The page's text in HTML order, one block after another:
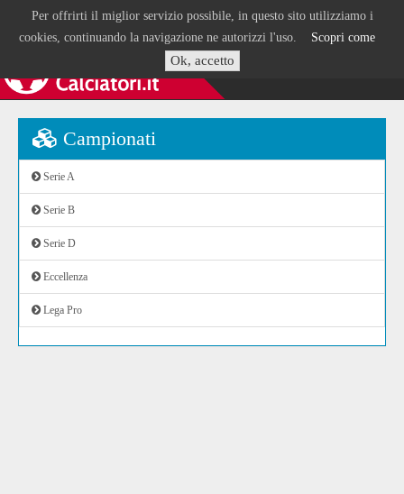
Per offrirti il miglior servizio possibile, in questo sito utilizziamo i
cookies, continuando la navigazione ne autorizzi l'uso. Scopri come
Ok, accetto
Campionati
Serie A
Serie B
Serie D
Eccellenza
Lega Pro